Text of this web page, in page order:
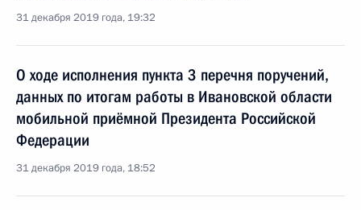
31 декабря 2019 года, 19:32
О ходе исполнения пункта 3 перечня поручений,
данных по итогам работы в Ивановской области
мобильной приёмной Президента Российской
Федерации
31 декабря 2019 года, 18:52